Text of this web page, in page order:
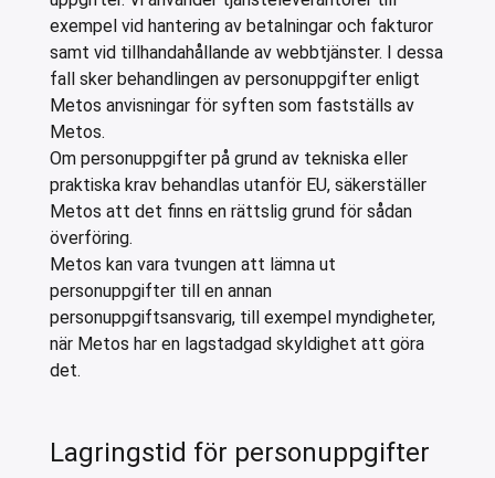
exempel vid hantering av betalningar och fakturor
samt vid tillhandahållande av webbtjänster. I dessa
fall sker behandlingen av personuppgifter enligt
Metos anvisningar för syften som fastställs av
Metos.
Om personuppgifter på grund av tekniska eller
praktiska krav behandlas utanför EU, säkerställer
Metos att det finns en rättslig grund för sådan
överföring.
Metos kan vara tvungen att lämna ut
personuppgifter till en annan
personuppgiftsansvarig, till exempel myndigheter,
när Metos har en lagstadgad skyldighet att göra
det.
Lagringstid för personuppgifter